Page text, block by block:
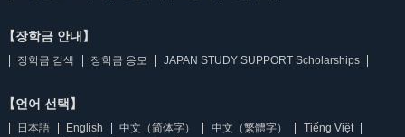
【장학금 안내】
장학금 검색 장학금 응모 JAPAN STUDY SUPPORT Scholarships
【언어 선택】
日本語 English 中文（简体字） 中文（繁體字）
Tiếng Việt